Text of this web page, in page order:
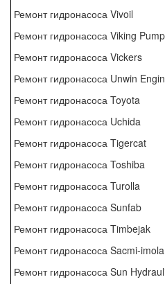
Ремонт гидронасоса Vivoil
Ремонт гидронасоса Viking Pump
Ремонт гидронасоса Vickers
Ремонт гидронасоса Unwin
Ремонт гидронасоса Toyota
Ремонт гидронасоса Uchida
Ремонт гидронасоса Tigercat
Ремонт гидронасоса Toshiba
Ремонт гидронасоса Turolla
Ремонт гидронасоса Sunfab
Ремонт гидронасоса Timbejak
Ремонт гидронасоса Sacmi-imola
Ремонт гидронасоса Sun